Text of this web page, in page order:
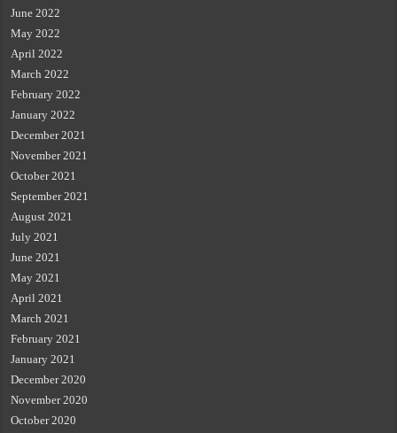
June 2022
May 2022
April 2022
March 2022
February 2022
January 2022
December 2021
November 2021
October 2021
September 2021
August 2021
July 2021
June 2021
May 2021
April 2021
March 2021
February 2021
January 2021
December 2020
November 2020
October 2020